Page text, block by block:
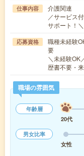
仕事内容
介護関連
／サービス
サポート！
応募資格
職種未経験
要
＼未経験OK
歴書不要・
職場の雰囲気
年齢層
20代
男女比率
女性